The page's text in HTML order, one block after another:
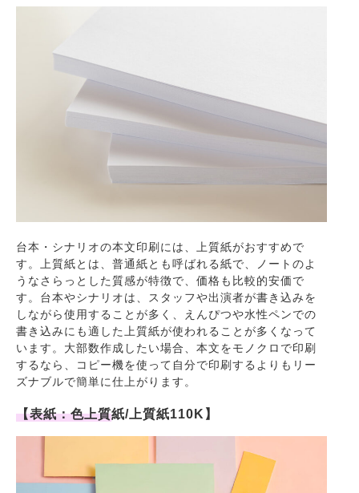
台本・シナリオの本文印刷には、上質紙がおすすめで
す。上質紙とは、普通紙とも呼ばれる紙で、ノートのよ
うなさらっとした質感が特徴で、価格も比較的安価で
す。台本やシナリオは、スタッフや出演者が書き込みを
しながら使用することが多く、えんぴつや水性ペンでの
書き込みにも適した上質紙が使われることが多くなって
います。大部数作成したい場合、本文をモノクロで印刷
するなら、コピー機を使って自分で印刷するよりもリー
ズナブルで簡単に仕上がります。
【表紙：色上質紙/上質紙110K】